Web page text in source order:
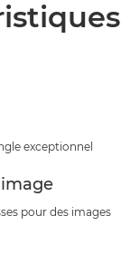
exceptionnel
pour des images